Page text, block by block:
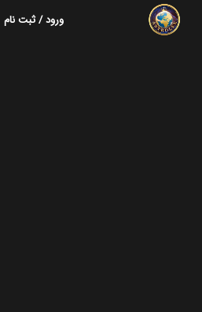
ورود / ثبت نام